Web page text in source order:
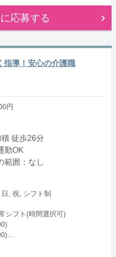
応募する
導！安心の介護職
円
徒歩26分
勤OK
範囲：なし
, 祝, シフト制
シフト(時間選択可)